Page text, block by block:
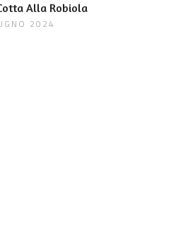
Alla Robiola
2024